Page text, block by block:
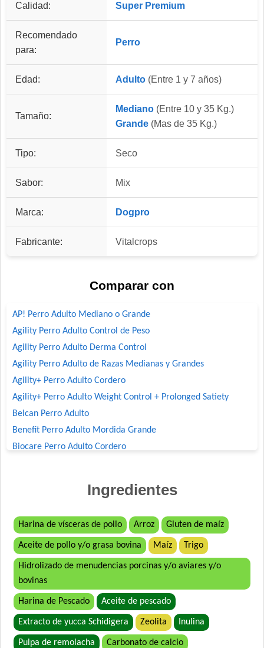
Calidad: Super Premium
Recomendado
para:
Perro
Edad: Adulto (Entre 1 y 7 años)
Tamaño:
Mediano (Entre 10 y 35 Kg.)
Grande (Mas de 35 Kg.)
Tipo: Seco
Sabor: Mix
Marca: Dogpro
Fabricante: Vitalcrops
Comparar con
AP! Perro Adulto Mediano o Grande
Agility Perro Adulto Control de Peso
Agility Perro Adulto Derma Control
Agility Perro Adulto de Razas Medianas y Grandes
Agility+ Perro Adulto Cordero
Agility+ Perro Adulto Weight Control + Prolonged Satiety
Belcan Perro Adulto
Benefit Perro Adulto Mordida Grande
Biocare Perro Adulto Cordero
Bonelo Perro Adulto de Razas Medianas y Grandes
Brio Perro Adulto
Cacique Nahuel Perro Adulto
Can Active Perro Adulto Mordida Grande
Capitán Perro Adulto
Cari Amici Perro Adulto Carne, Pollo y Vegetales
Cari Amici Perro Sabor Carnes Argentinas
Company Perro Adulto
Crianza Perro Adulto
Ingredientes
Harina de vísceras de pollo Arroz Gluten de maíz
Aceite de pollo y/o grasa bovina Maíz Trigo
Hidrolizado de menudencias porcinas y/o aviares y/o
bovinas
Harina de Pescado Aceite de pescado
Extracto de yucca Schidigera Zeolita Inulina
Pulpa de remolacha Carbonato de calcio